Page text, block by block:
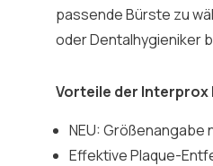
passende Bürste zu
oder Dentalhygieniker
Vorteile der Interprox
NEU: Größenangabe
Effektive Plaque-